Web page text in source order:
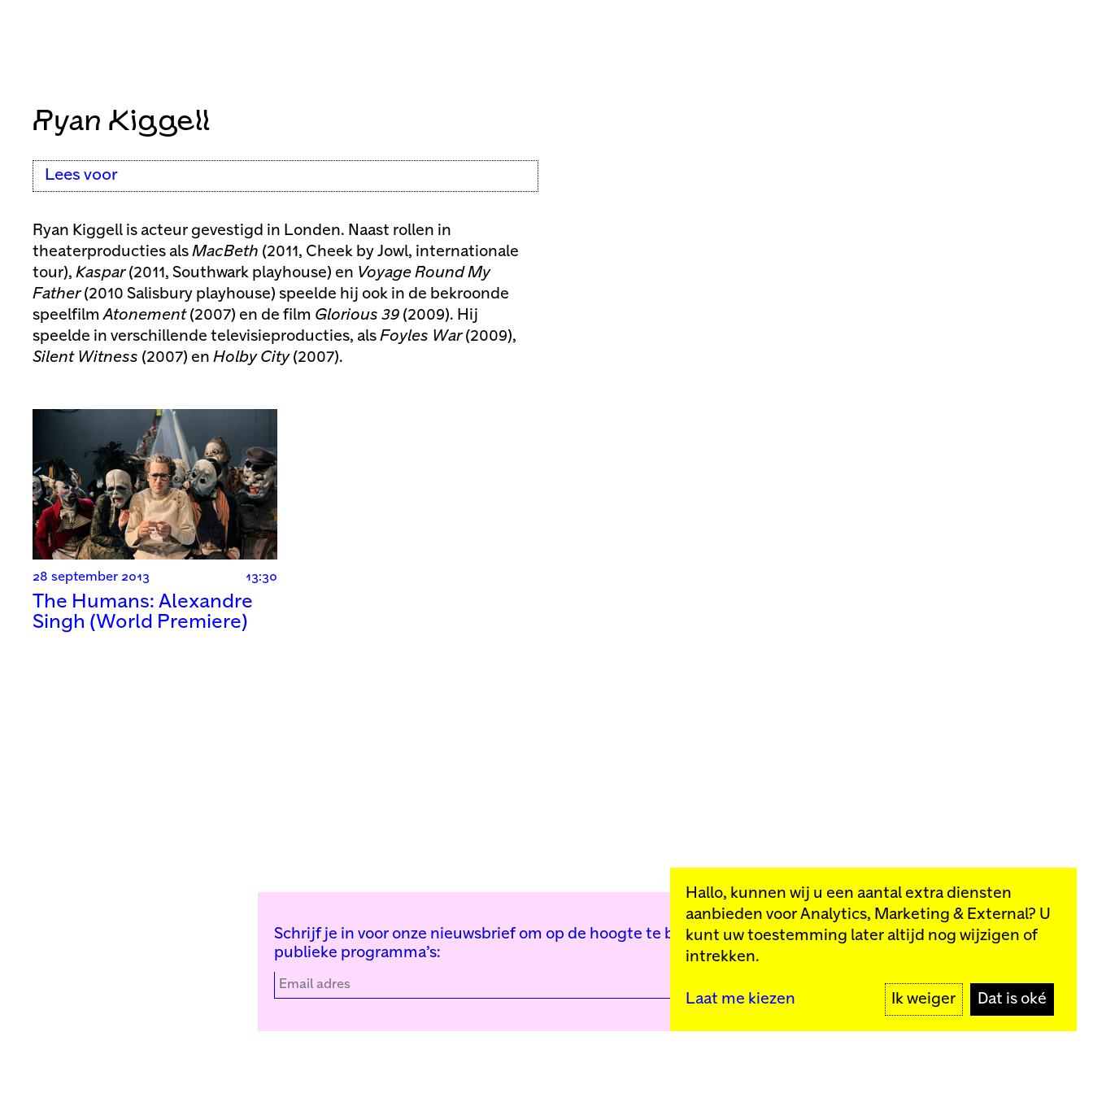
Ryan Kiggell
Lees voor
Ryan Kiggell is acteur gevestigd in Londen. Naast rollen in
theaterproducties als MacBeth (2011, Cheek by Jowl, internationale
tour), Kaspar(2011, Southwark playhouse) en Voyage Round My
Father(2010 Salisbury playhouse) speelde hij ook in de bekroonde
speelfilmAtonement(2007) en de film Glorious 39 (2009). Hij
speelde in verschillende televisieproducties, als Foyles War(2009),
Silent Witness (2007) en Holby City(2007).
28 september 2013 13:30
The Humans: Alexandre
Singh (World Premiere)
Schrijf je in voor onze nieuwsbrief om op de hoogte te blijven van onze
publieke programma’s:
Hallo, kunnen wij u een aantal extra diensten
aanbieden voor Analytics, Marketing & External? U
kunt uw toestemming later altijd nog wijzigen of
intrekken.
Laat me kiezen Ik weiger Dat is oké